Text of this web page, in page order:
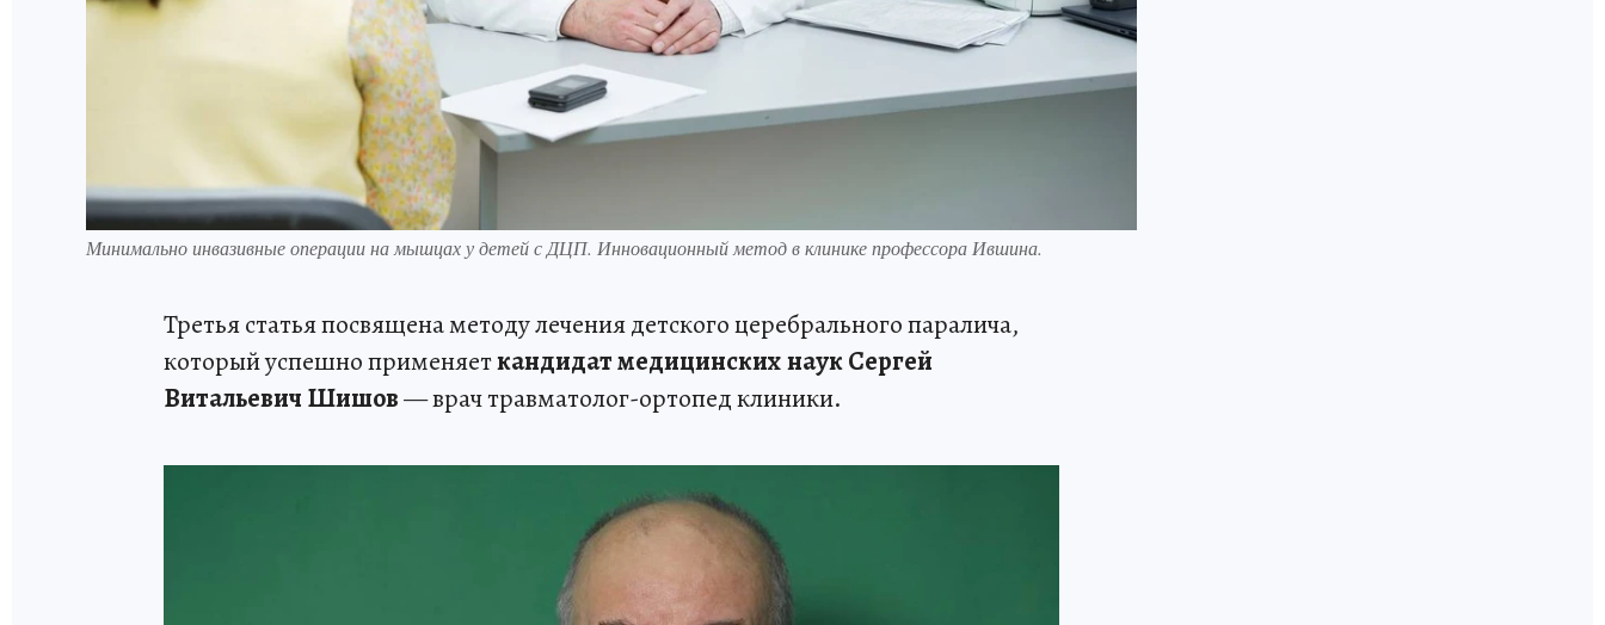
Минимально инвазивные операции на мышцах у детей с ДЦП. Инновационный метод в клинике профессора Ившина.
Третья статья посвящена методу лечения детского церебрального паралича,
который успешно применяеткандидат медицинских наук Сергей
Витальевич Шишов— врач травматолог-ортопед клиники.